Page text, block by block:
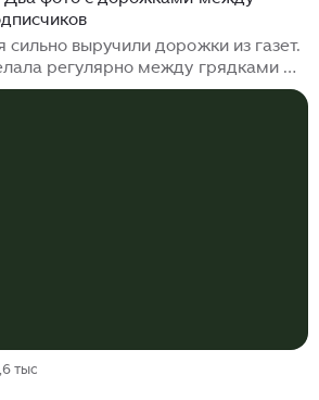
выручили дорожки из газет.
регулярно между грядками и
подробных статей. Был
тыс